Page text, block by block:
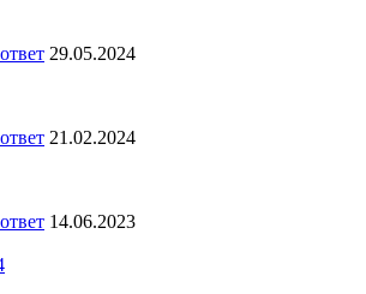
29.05.2024
21.02.2024
14.06.2023